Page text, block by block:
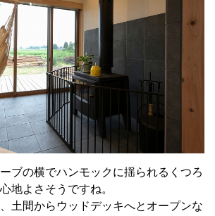
ブの横でハンモックに揺られるくつろ
地よさそうですね。
土間からウッドデッキへとオープンな